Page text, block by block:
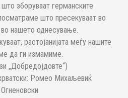
зборуваат германските
што пресекуваат во
нашето однесување.
растојанијата меѓу нашите
да ги измамиме.
„Добредојдовте“)
Ромео Михаљевиќ